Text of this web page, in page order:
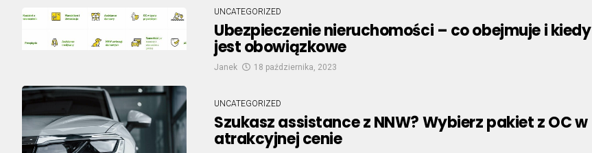
UNCATEGORIZED
Ubezpieczenie nieruchomości – co obejmuje i kiedy
jest obowiązkowe
Janek 18 października, 2023
UNCATEGORIZED
Szukasz assistance z NNW? Wybierz pakiet z OC w
atrakcyjnej cenie